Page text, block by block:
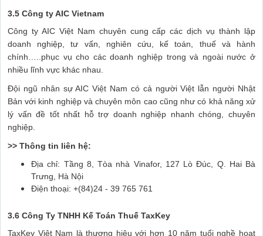
3.5 Công ty AIC Vietnam
Công ty AIC Việt Nam chuyên cung cấp các dịch vụ thành lập
doanh nghiệp, tư vấn, nghiên cứu, kế toán, thuế và hành
chính…..phục vụ cho các doanh nghiệp trong và ngoài nước ở
nhiều lĩnh vực khác nhau.
Đội ngũ nhân sự AIC Việt Nam có cả người Việt lẫn người Nhật
Bản với kinh nghiệp và chuyên môn cao cũng như có khả năng xử
lý vấn đề tốt nhất hỗ trợ doanh nghiệp nhanh chóng, chuyên
nghiệp.
>> Thông tin liên hệ:
Địa chỉ: Tầng 8, Tòa nhà Vinafor, 127 Lò Đúc, Q. Hai Bà
Trưng, Hà Nội
Điện thoại: +(84)24 - 39 765 761
3.6 Công Ty TNHH Kế Toán Thuế TaxKey
TaxKey Việt Nam là thương hiệu với hơn 10 năm tuổi nghề hoạt